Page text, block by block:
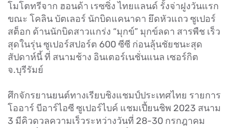
โมโตทรีจาก ฮอนด้า เรซซิ่ง ไทยแลนด์ รั้งจ่าฝูงวันแรก
ขณะ โคลิน บัตเลอร์ นักบิดแคนาดา ยึดหัวแถว ซูเปอร์
สต็อก ด้านนักบิดสาวแกร่ง “มุกข์” มุกข์ลดา สารพืช เร็ว
สุดในรุ่น ซูเปอร์สปอร์ต 600 ซีซี ก่อนลุ้นชัยชนะสุด
สัปดาห์นี้ ที่ สนามช้าง อินเตอร์เนชั่นแนล เซอร์กิต
จ.บุรีรัมย์
ศึกจักรยานยนต์ทางเรียบชิงแชมป์ประเทศไทย รายการ
โออาร์ บีอาร์ไอซี ซูเปอร์ไบค์ แชมเปี้ยนชิพ 2023 สนาม
3 มีคิวดวลความเร็วระหว่างวันที่ 28-30 กรกฎาคม